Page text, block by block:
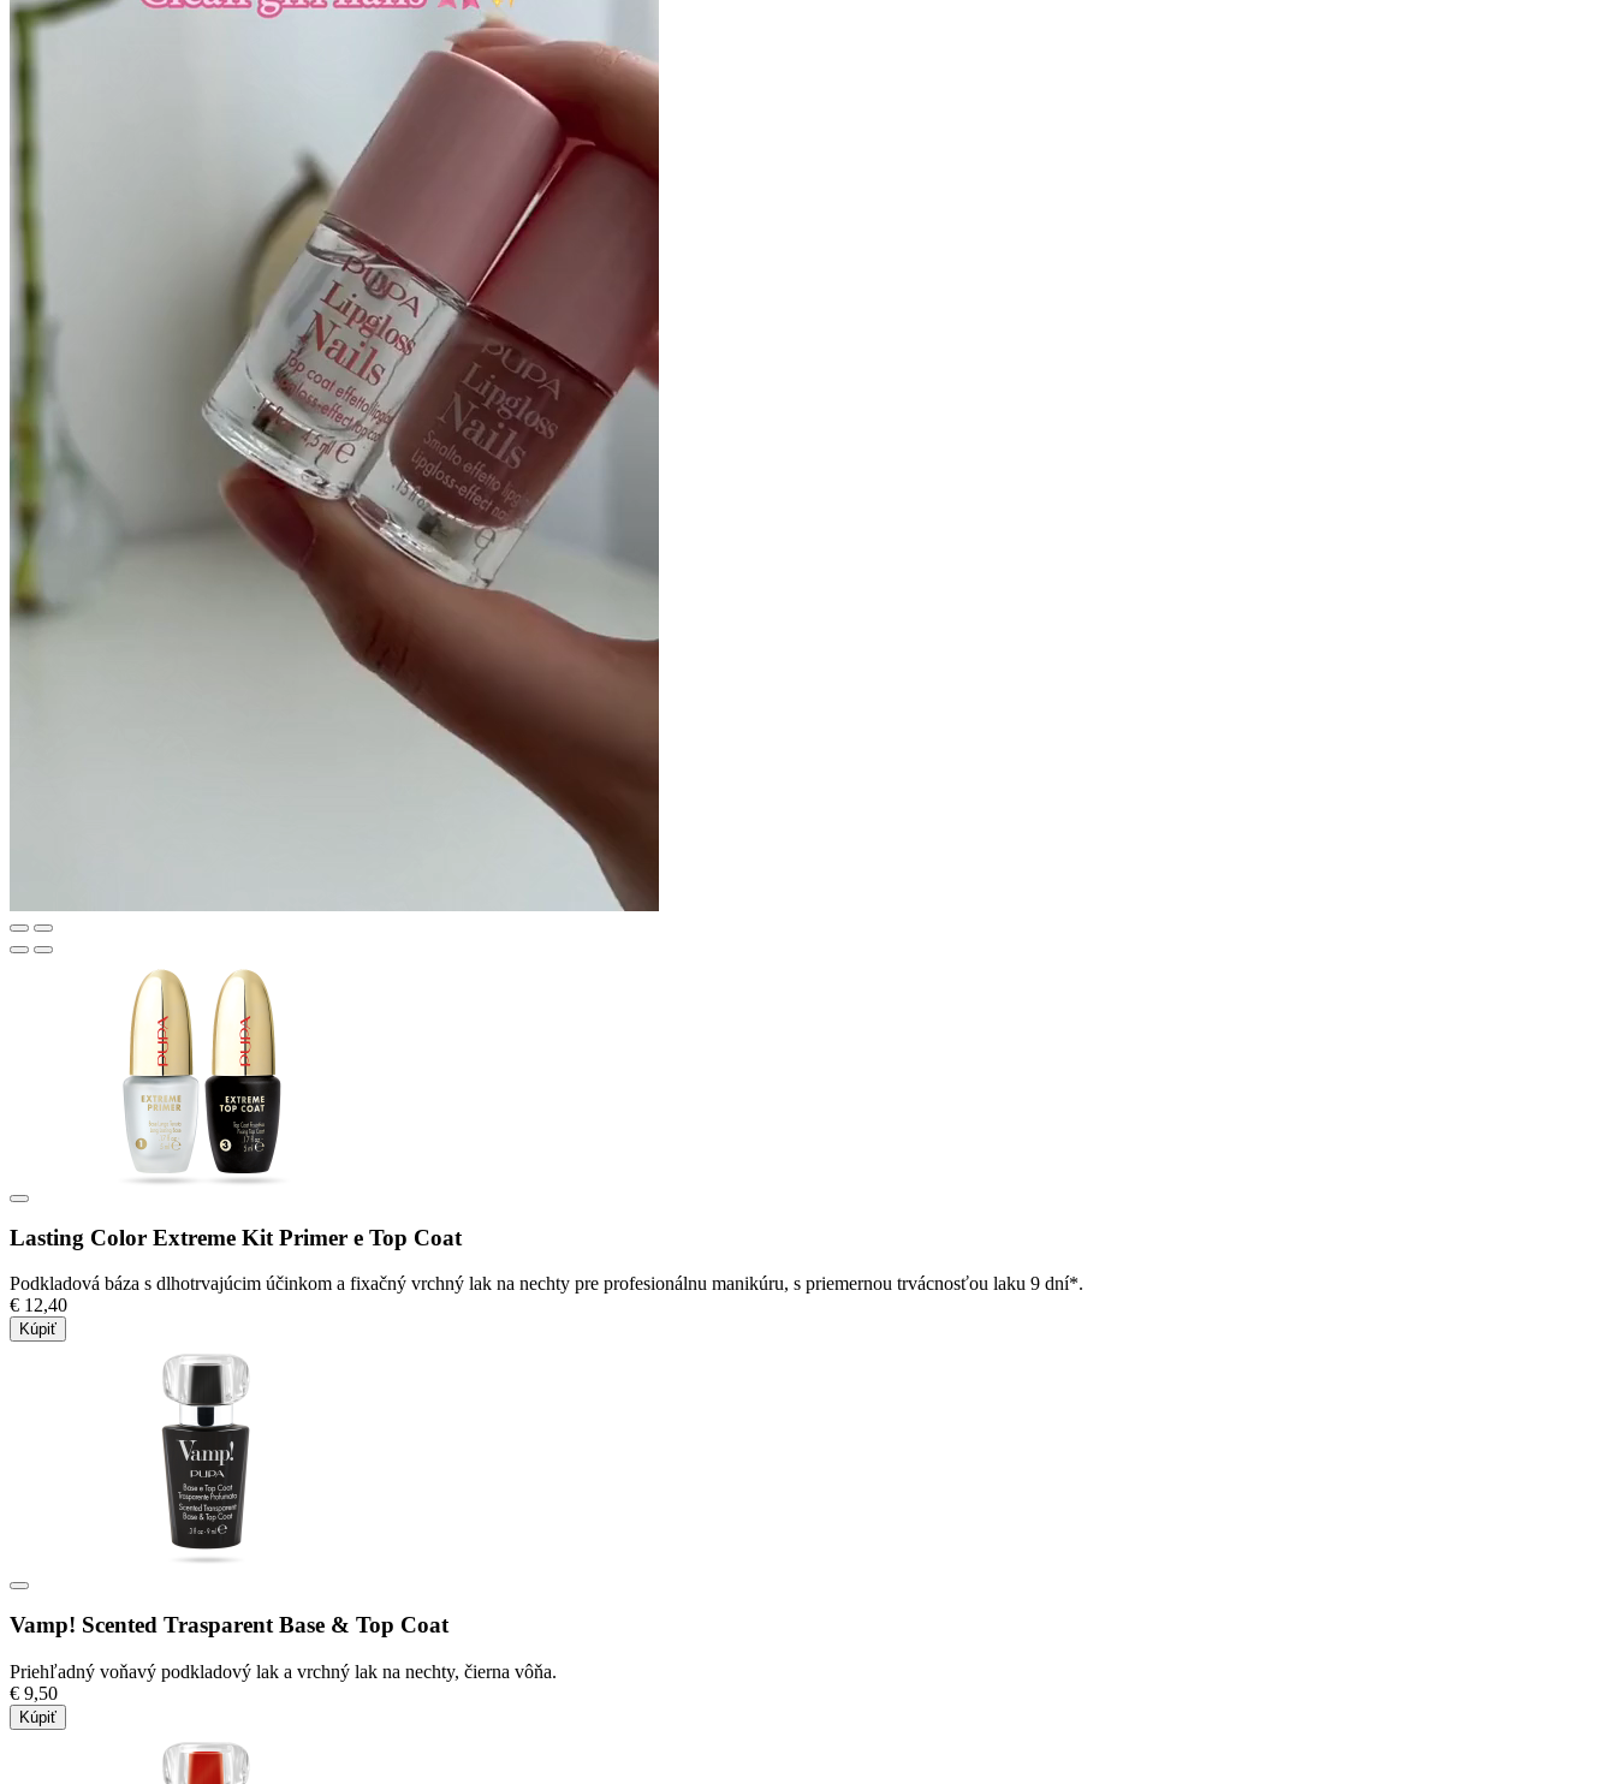
Lasting Color Extreme Kit Primer e Top Coat
Podkladová báza s dlhotrvajúcim účinkom a fixačný vrchný lak na nechty pre profesionálnu manikúru, s priemernou trvácnosťou laku 9 dní*.
€ 12,40
Kúpiť
Vamp! Scented Trasparent Base & Top Coat
Priehľadný voňavý podkladový lak a vrchný lak na nechty, čierna vôňa.
€ 9,50
Kúpiť